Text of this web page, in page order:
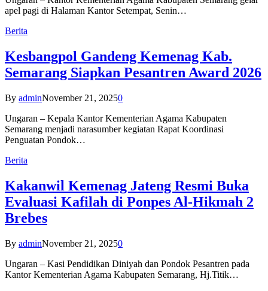
apel pagi di Halaman Kantor Setempat, Senin…
Berita
Kesbangpol Gandeng Kemenag Kab.
Semarang Siapkan Pesantren Award 2026
By adminNovember 21, 20250
Ungaran – Kepala Kantor Kementerian Agama Kabupaten
Semarang menjadi narasumber kegiatan Rapat Koordinasi
Penguatan Pondok…
Berita
Kakanwil Kemenag Jateng Resmi Buka
Evaluasi Kafilah di Ponpes Al-Hikmah 2
Brebes
By adminNovember 21, 20250
Ungaran – Kasi Pendidikan Diniyah dan Pondok Pesantren pada
Kantor Kementerian Agama Kabupaten Semarang, Hj.Titik…